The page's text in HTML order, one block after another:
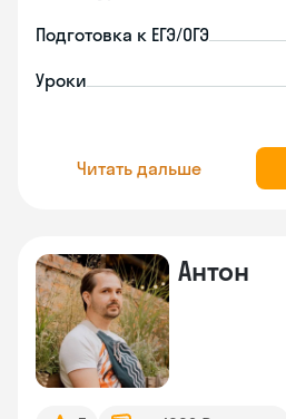
Подготовка к ЕГЭ/ОГЭ
Уроки
Читать дальше
Антон